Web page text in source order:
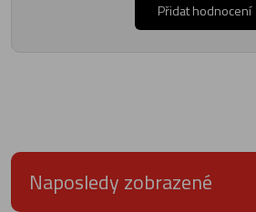
Přidat hodnocení
Naposledy zobrazené